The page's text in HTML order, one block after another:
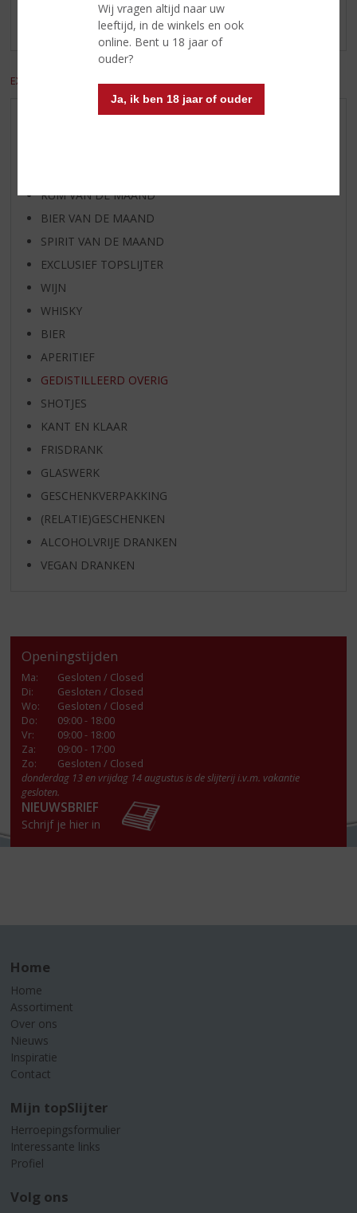
Wij vragen altijd naar uw
leeftijd, in de winkels en ook
online. Bent u 18 jaar of
ouder?
Ja, ik ben 18 jaar of ouder
Er zijn nog geen reviews geplaatst voor dit product
EXCL. BTW INCL. BTW
RUM VAN DE MAAND
BIER VAN DE MAAND
SPIRIT VAN DE MAAND
EXCLUSIEF TOPSLIJTER
WIJN
WHISKY
BIER
APERITIEF
GEDISTILLEERD OVERIG
SHOTJES
KANT EN KLAAR
FRISDRANK
GLASWERK
GESCHENKVERPAKKING
(RELATIE)GESCHENKEN
ALCOHOLVRIJE DRANKEN
VEGAN DRANKEN
Openingstijden
Ma:
Gesloten / Closed
Di:
Gesloten / Closed
Wo:
Gesloten / Closed
Do:
09:00 - 18:00
Vr:
09:00 - 18:00
Za:
09:00 - 17:00
Zo:
Gesloten / Closed
donderdag 13 en vrijdag 14 augustus is de slijterij i.v.m. vakantie
gesloten.
NIEUWSBRIEF
Schrijf je hier in
Home
Home
Assortiment
Over ons
Nieuws
Inspiratie
Contact
Mijn topSlijter
Herroepingsformulier
Interessante links
Profiel
Volg ons